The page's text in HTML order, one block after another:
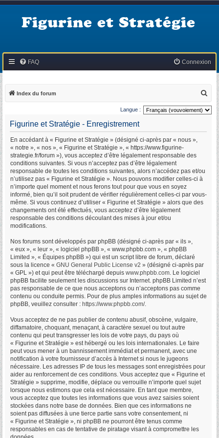
Figurine et Stratégie
FAQ Connexion
Index du forum
e
c
Langue :
Figurine et Stratégie - Enregistrement
En accédant à « Figurine et Stratégie » (désigné ci-après par « nous »,
« notre », « nos », « Figurine et Stratégie », « https://www.figurine-
strategie.fr/forum »), vous acceptez d’être légalement responsable des
conditions suivantes. Si vous n’acceptez pas d’être légalement
responsable de toutes les conditions suivantes, alors n’accédez pas et/ou
n’utilisez pas « Figurine et Stratégie ». Nous pouvons modifier celles-ci à
n’importe quel moment et nous ferons tout pour que vous en soyez
informé, bien qu’il soit prudent de vérifier régulièrement celles-ci par vous-
même. Si vous continuez d’utiliser « Figurine et Stratégie » alors que des
changements ont été effectués, vous acceptez d’être légalement
responsable des conditions découlant des mises à jour et/ou
modifications.
Nos forums sont développés par phpBB (désigné ci-après par « ils »,
« eux », « leur », « logiciel phpBB », « www.phpbb.com », « phpBB
Limited », « Équipes phpBB ») qui est un script libre de forum, déclaré
sous la licence « GNU General Public License v2 » (désigné ci-après par
« GPL ») et qui peut être téléchargé depuis www.phpbb.com. Le logiciel
phpBB facilite seulement les discussions sur Internet. phpBB Limited n’est
pas responsable de ce que nous acceptons ou n’acceptons pas comme
contenu ou conduite permis. Pour de plus amples informations au sujet de
phpBB, veuillez consulter : https://www.phpbb.com/.
Vous acceptez de ne pas publier de contenu abusif, obscène, vulgaire,
diffamatoire, choquant, menaçant, à caractère sexuel ou tout autre
contenu qui peut transgresser les lois de votre pays, du pays où
« Figurine et Stratégie » est hébergé ou les lois internationales. Le faire
peut vous mener à un bannissement immédiat et permanent, avec une
notification à votre fournisseur d’accès à Internet si nous le jugeons
nécessaire. Les adresses IP de tous les messages sont enregistrées pour
aider au renforcement de ces conditions. Vous acceptez que « Figurine et
Stratégie » supprime, modifie, déplace ou verrouille n’importe quel sujet
lorsque nous estimons que cela est nécessaire. En tant que membre,
vous acceptez que toutes les informations que vous avez saisies soient
stockées dans notre base de données. Bien que ces informations ne
soient pas diffusées à une tierce partie sans votre consentement, ni
« Figurine et Stratégie », ni phpBB ne pourront être tenus comme
responsables en cas de tentative de piratage visant à compromettre les